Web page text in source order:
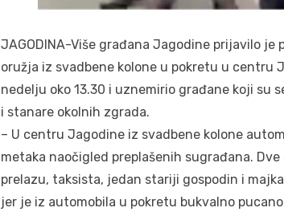
JAGODINA-Više građana Jagodine prijavilo je
oružja iz svadbene kolone u pokretu u centru
nedelju oko 13.30 i uznemirio građane koji su
i stanare okolnih zgrada.
– U centru Jagodine iz svadbene kolone
metaka naočigled preplašenih sugrađana.
prelazu, taksista, jedan stariji gospodin i
jer je iz automobila u pokretu bukvalno